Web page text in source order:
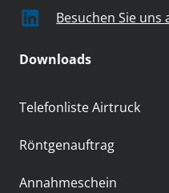
Besuchen Sie uns
Downloads
Telefonliste Airtruck
Röntgenauftrag
Annahmeschein